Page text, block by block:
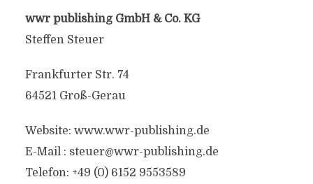
wwr publishing GmbH & Co. KG
Steffen Steuer
Frankfurter Str. 74
64521 Groß-Gerau
Website: www.wwr-publishing.de
E-Mail : steuer@wwr-publishing.de
Telefon: +49 (0) 6152 9553589